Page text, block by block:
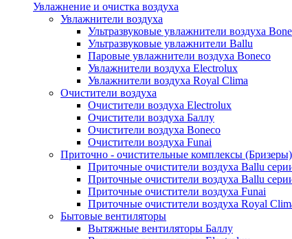
Увлажнение и очистка воздуха
Увлажнители воздуха
Ультразвуковые увлажнители воздуха
Ультразвуковые увлажнители Ballu
Паровые увлажнители воздуха Boneco
Увлажнители воздуха Electrolux
Увлажнители воздуха Royal Clima
Очистители воздуха
Очистители воздуха Electrolux
Очистители воздуха Баллу
Очистители воздуха Boneco
Очистители воздуха Funai
Приточно - очистительные комплексы (Бризеры)
Приточные очистители воздуха Ballu
Приточные очистители воздуха Ballu
Приточные очистители воздуха Funai
Приточные очистители воздуха Royal
Бытовые вентиляторы
Вытяжные вентиляторы Баллу